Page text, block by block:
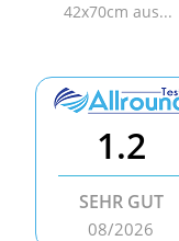
42x70cm aus...
1.2
SEHR GUT
08/2026